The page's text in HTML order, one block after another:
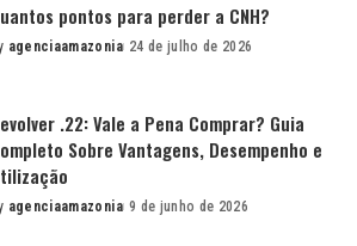
pontos para perder a CNH?
agenciaamazonia 24 de julho de 2026
.22: Vale a Pena Comprar? Guia
Sobre Vantagens, Desempenho e
agenciaamazonia 9 de junho de 2026